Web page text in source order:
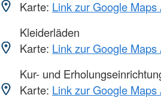
Karte: Link zur Google Maps
Kleiderläden
Karte: Link zur Google Maps
Kur- und
Karte: Link zur Google Maps